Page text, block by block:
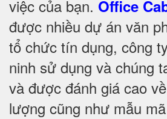
việc của bạn. Office
được nhiều dự án văn
tổ chức tín dụng, công
ninh sử dụng và chúng
và được đánh giá cao
lượng cũng như mẫu